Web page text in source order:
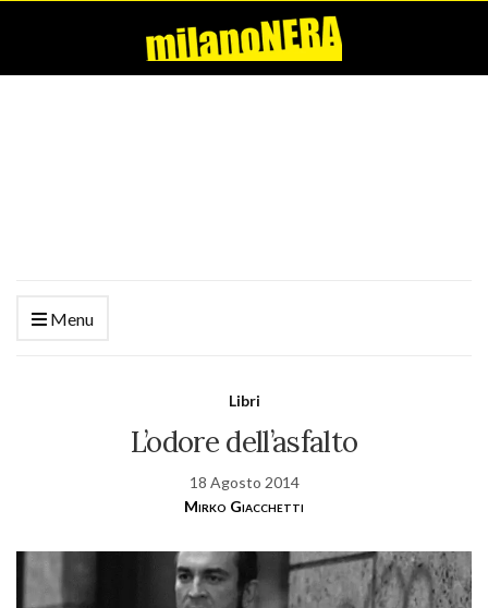
Menu
Libri
L’odore dell’asfalto
18 Agosto 2014
Mirko Giacchetti